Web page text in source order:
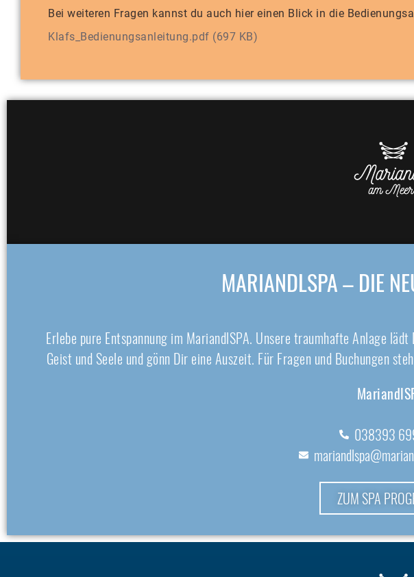
Bei weiteren Fragen kannst du auch hier einen Blick in die
Klafs_Bedienungsanleitung.pdf (697 KB)
MARIANDLSPA – DIE
Erlebe pure Entspannung im MariandlSPA. Unsere traumhafte Anlage
Geist und Seele und gönn Dir eine Auszeit. Für Fragen und Buchungen
038393
ZUM SPA